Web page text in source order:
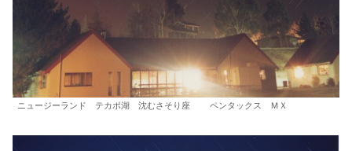
ニュージーランド テカポ湖 沈むさそり座 ペンタックス ＭＸ